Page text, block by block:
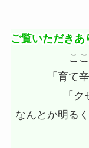
ご覧いただき
こ
「育て
「
なんとか明る